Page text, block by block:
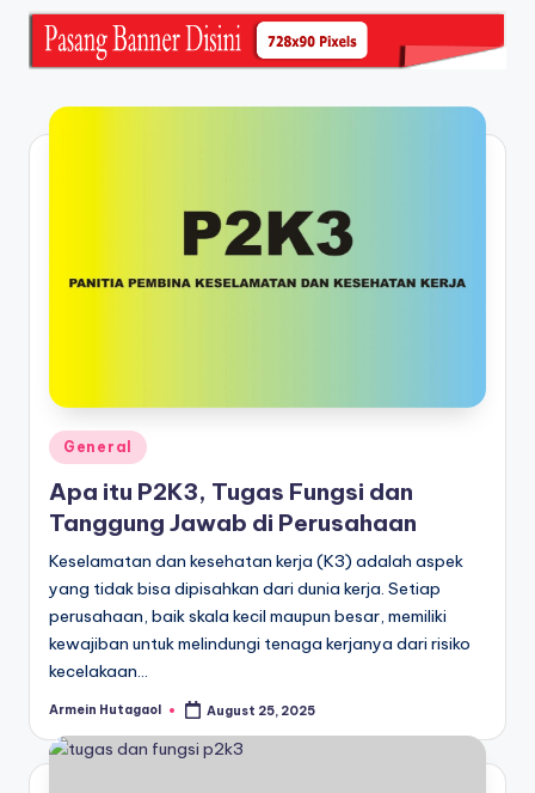
Posted
in
General
Apa itu P2K3, Tugas Fungsi dan
Tanggung Jawab di Perusahaan
Keselamatan dan kesehatan kerja (K3) adalah aspek
yang tidak bisa dipisahkan dari dunia kerja. Setiap
perusahaan, baik skala kecil maupun besar, memiliki
kewajiban untuk melindungi tenaga kerjanya dari risiko
kecelakaan…
Posted
Armein Hutagaol August 25, 2025